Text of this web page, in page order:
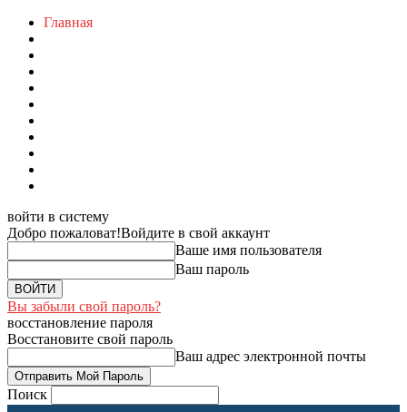
Главная
войти в систему
Добро пожаловат!Войдите в свой аккаунт
Ваше имя пользователя
Ваш пароль
Вы забыли свой пароль?
восстановление пароля
Восстановите свой пароль
Ваш адрес электронной почты
Поиск